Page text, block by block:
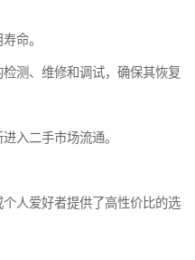
命。
测、维修和调试，确保其恢复
入二手市场流通。
人爱好者提供了高性价比的选